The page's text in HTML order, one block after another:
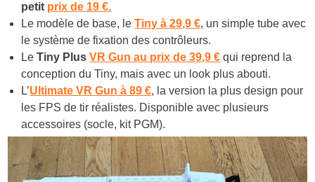
petit prix de 19 €.
Le modèle de base, leTiny à 29,9 €, un simple tube avec
le système de fixation des contrôleurs.
LeTiny Plus VR Gun au prix de 39,9 € qui reprend la
conception du Tiny, mais avec un look plus abouti.
L’Ultimate VR Gun à 89 €, la version la plus design pour
les FPS de tir réalistes. Disponible avec plusieurs
accessoires (socle, kit PGM).